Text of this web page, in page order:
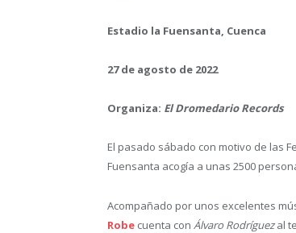
Estadio la Fuensanta, Cuenca
27 de agosto de 2022
Organiza: El Dromedario Records
El pasado sábado con motivo de las
Fuensanta acogía a unas 2500
Acompañado por unos excelentes
Robe cuenta con Álvaro Rodríguezal